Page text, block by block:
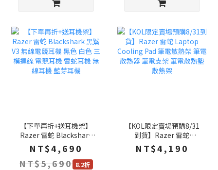
【下單再折+送耳機架】
Razer 雷蛇 Blackshark
黑鯊 V3 無線電競耳機 黑
色 白色 三模連線 電競耳機
雷蛇耳機 無線耳機 藍芽耳
NT$4,690
NT$5,690 8.2折
【KOL限定賣場預購8/31
到貨】Razer 雷蛇
Laptop Cooling Pad 筆電
散熱架 筆電散熱器 筆電支
NT$4,190